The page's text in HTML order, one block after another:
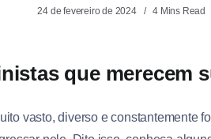
24 de fevereiro de 2024 4 Mins Read
que merecem
vasto, diverso e constantemente